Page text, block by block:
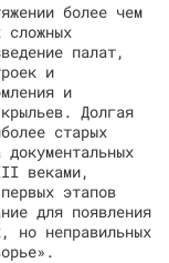
более чем
сложных
палат,
и
и
Долгая
старых
веками,
этапов
для появления
но неправильных